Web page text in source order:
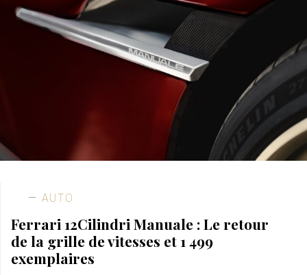
AUTO
Ferrari 12Cilindri Manuale : Le retour
de la grille de vitesses et 1 499
exemplaires